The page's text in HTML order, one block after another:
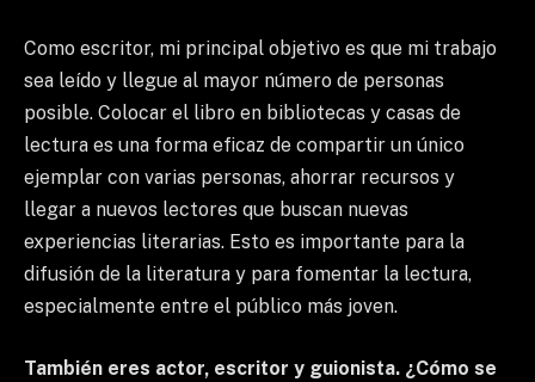
Como escritor, mi principal objetivo es que mi trabajo
sea leído y llegue al mayor número de personas
posible. Colocar el libro en bibliotecas y casas de
lectura es una forma eficaz de compartir un único
ejemplar con varias personas, ahorrar recursos y
llegar a nuevos lectores que buscan nuevas
experiencias literarias. Esto es importante para la
difusión de la literatura y para fomentar la lectura,
especialmente entre el público más joven.
También eres actor, escritor y guionista. ¿Cómo se